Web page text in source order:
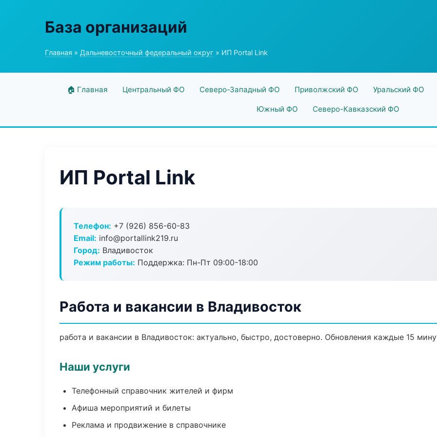
База организаций
Главная » Дальневосточный федеральный округ » ИП Portal Link
🏠 Главная Центральный ФО Северо-Западный ФО Приволжский ФО Уральский ФО
Южный ФО Северо-Кавказский ФО
ИП Portal Link
Телефон: +7 (926) 856-60-83
Email: info@portallink219.ru
Город: Владивосток
Режим работы: Поддержка: Пн-Пт 09:00-18:00
Работа и вакансии в Владивосток
работа и вакансии в Владивосток: актуально, быстро, достоверно. Обновления каждые 15
Наши услуги
Телефонный справочник жителей и фирм
Афиша мероприятий и билеты
Реклама и продвижение в справочнике